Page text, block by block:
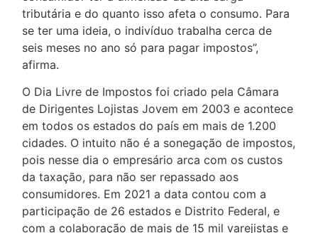
tributária e do quanto isso afeta o consumo. Para
se ter uma ideia, o indivíduo trabalha cerca de
seis meses no ano só para pagar impostos”,
afirma.
O Dia Livre de Impostos foi criado pela Câmara
de Dirigentes Lojistas Jovem em 2003 e acontece
em todos os estados do país em mais de 1.200
cidades. O intuito não é a sonegação de impostos,
pois nesse dia o empresário arca com os custos
da taxação, para não ser repassado aos
consumidores. Em 2021 a data contou com a
participação de 26 estados e Distrito Federal, e
com a colaboração de mais de 15 mil varejistas e